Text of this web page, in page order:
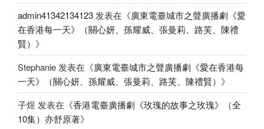
admin41342134123 发表在《廣東電臺城市之聲廣播劇《愛
在香港每一天》（關心妍、孫耀威、張曼莉、路芙、陳禮
賢） 》
Stephanie 发表在《廣東電臺城市之聲廣播劇《愛在香港每
一天》（關心妍、孫耀威、張曼莉、路芙、陳禮賢） 》
子煜 发表在《香港電臺廣播劇《玫瑰的故事之玫瑰》（全
10集）亦舒原著》